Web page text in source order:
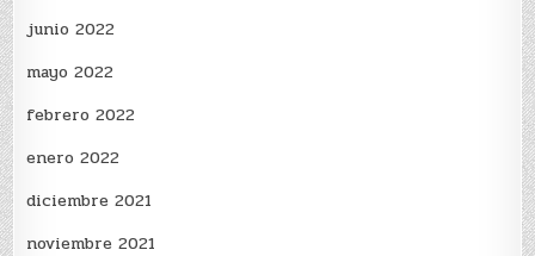
junio 2022
mayo 2022
febrero 2022
enero 2022
diciembre 2021
noviembre 2021